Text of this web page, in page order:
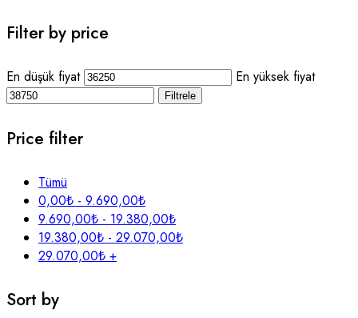
Filter by price
En düşük fiyat En yüksek fiyat
Filtrele
Price filter
Tümü
0,00₺ - 9.690,00₺
9.690,00₺ - 19.380,00₺
19.380,00₺ - 29.070,00₺
29.070,00₺ +
Sort by